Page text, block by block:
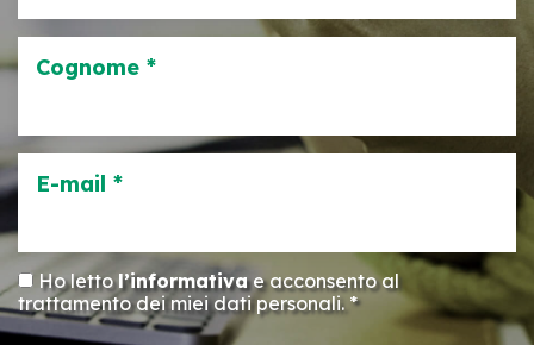
Cognome *
E-mail *
Ho lettol’informativae acconsento al
trattamento dei miei dati personali. *